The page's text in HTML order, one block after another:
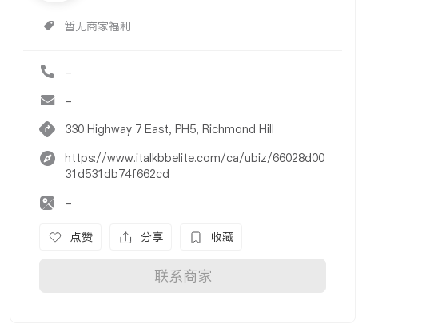
暂无商家福利
-
-
330 Highway 7 East, PH5, Richmond Hill
https://www.italkbbelite.com/ca/ubiz/66028d00
31d531db74f662cd
-
点赞 分享 收藏
联系商家